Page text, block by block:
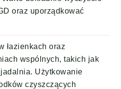
oraz uporządkować
łazienkach oraz
wspólnych, takich jak
Użytkowanie
czyszczących